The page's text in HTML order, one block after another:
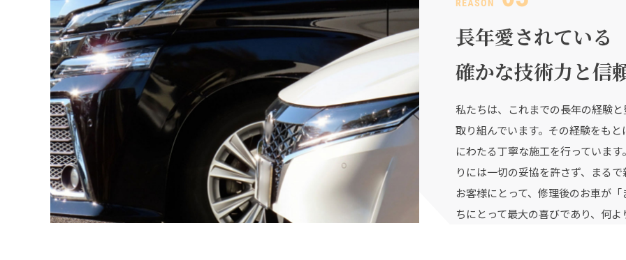
長年愛されている
確かな技術力と信
私たちは、これまでの長年の経験
取り組んでいます。その経験をも
にわたる丁寧な施工を行っていま
りには一切の妥協を許さず、まる
お客様にとって、修理後のお車が
ちにとって最大の喜びであり、何